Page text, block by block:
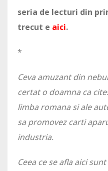
seria de lecturi din
trecut e aici.
*
Ceva amuzant din
certat o doamna ca
limba romana si ale
sa promovez carti
industria.
Ceea ce se afla aici